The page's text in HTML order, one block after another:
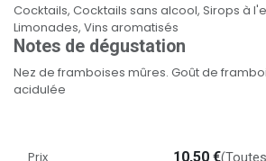
Cocktails, Cocktails sans alcool, Sirops à
Limonades, Vins aromatisés
Notes de dégustation
Nez de framboises mûres. Goût de
acidulée
Prix 10,50 €